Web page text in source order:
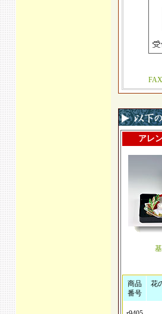
アレ
商品
番号
花